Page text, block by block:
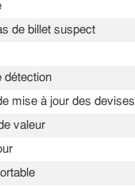
de billet suspect
détection
mise à jour des devises
valeur